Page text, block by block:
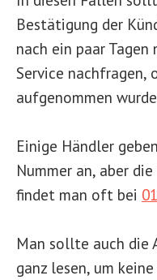
Bestätigung der
nach ein paar
Service nachfragen,
aufgenommen
Einige Händler
Nummer an, aber
findet man oft bei
Man sollte auch die
ganz lesen, um